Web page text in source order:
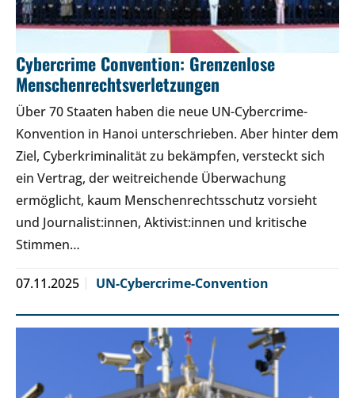
Cybercrime Convention: Grenzenlose
Menschenrechtsverletzungen
Über 70 Staaten haben die neue UN-Cybercrime-
Konvention in Hanoi unterschrieben. Aber hinter dem
Ziel, Cyberkriminalität zu bekämpfen, versteckt sich
ein Vertrag, der weitreichende Überwachung
ermöglicht, kaum Menschenrechtsschutz vorsieht
und Journalist:innen, Aktivist:innen und kritische
Stimmen…
07.11.2025 UN-Cybercrime-Convention